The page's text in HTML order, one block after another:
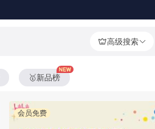
高级搜索
🥇新品榜
会员免费